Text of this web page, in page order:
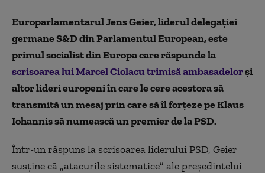
Europarlamentarul Jens Geier, liderul delegației
germane S&D din Parlamentul European, este
primul socialist din Europa care răspunde la
scrisoarea lui Marcel Ciolacu trimisă ambasadelorși
altor lideri europeni în care le cere acestora să
transmită un mesaj prin care să îl forțeze pe Klaus
Iohannis să numească un premier de la PSD.
Într-un răspuns la scrisoarea liderului PSD, Geier
susține că „atacurile sistematice” ale președintelui